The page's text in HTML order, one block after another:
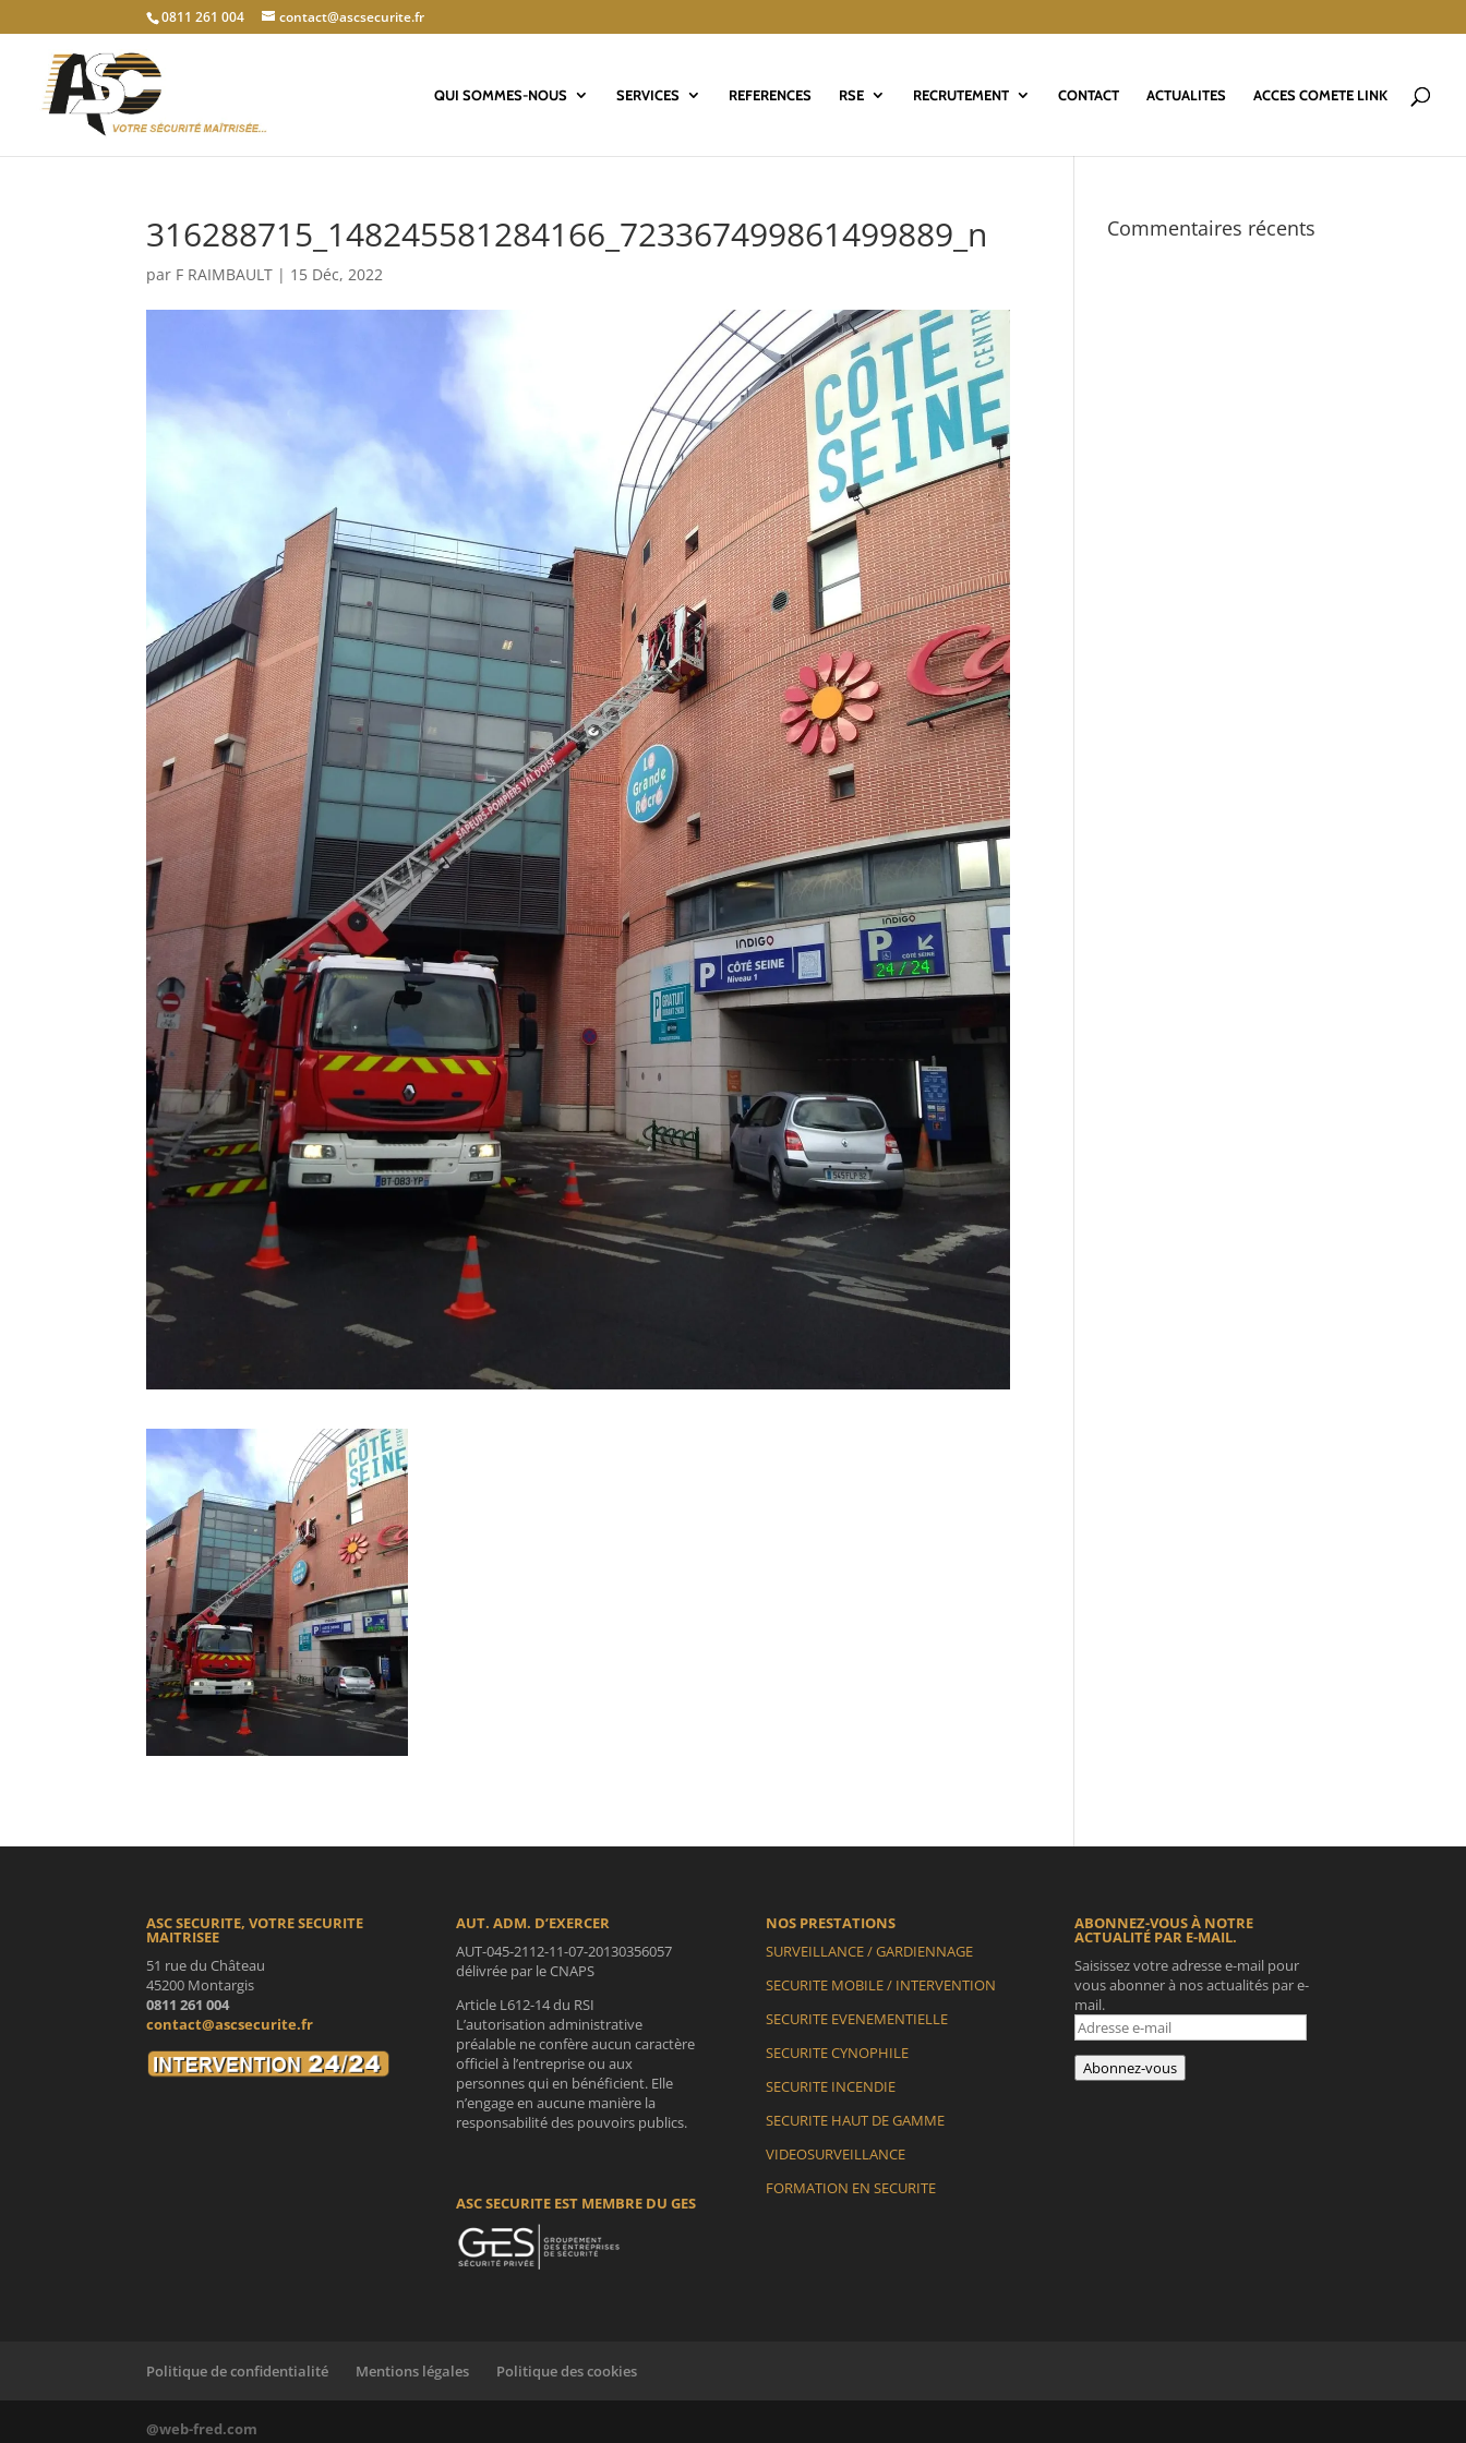
0811 261 004 contact@ascsecurite.fr
QUI SOMMES-NOUS SERVICES REFERENCES RSE RECRUTEMENT CONTACT ACTUALITES ACCES COMETE LINK
316288715_148245581284166_723367499861499889_n
par F RAIMBAULT | 15 Déc, 2022
Commentaires récents
ASC SECURITE, VOTRE SECURITE
MAITRISEE
51 rue du Château
45200 Montargis
0811 261 004
contact@ascsecurite.fr
AUT. ADM. D’EXERCER
AUT-045-2112-11-07-20130356057
délivrée par le CNAPS
Article L612-14 du RSI
L’autorisation administrative
préalable ne confère aucun caractère
officiel à l’entreprise ou aux
personnes qui en bénéficient. Elle
n’engage en aucune manière la
responsabilité des pouvoirs publics.
ASC SECURITE EST MEMBRE DU GES
NOS PRESTATIONS
SURVEILLANCE / GARDIENNAGE
SECURITE MOBILE / INTERVENTION
SECURITE EVENEMENTIELLE
SECURITE CYNOPHILE
SECURITE INCENDIE
SECURITE HAUT DE GAMME
VIDEOSURVEILLANCE
FORMATION EN SECURITE
ABONNEZ-VOUS À NOTRE
ACTUALITÉ PAR E-MAIL.
Saisissez votre adresse e-mail pour
vous abonner à nos actualités par e-
mail.
Adresse
e-
mail
Abonnez-vous
Politique de confidentialité Mentions légales Politique des cookies
@web-fred.com